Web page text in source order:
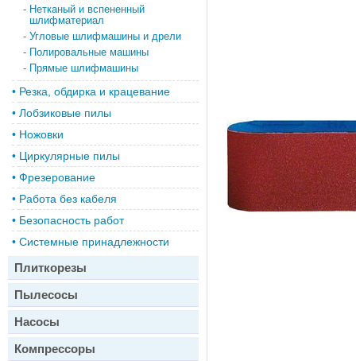
- Нетканый и вспененный
шлифматериал
- Угловые шлифмашины и дрели
- Полировальные машины
- Прямые шлифмашины
• Резка, обдирка и крацевание
• Лобзиковые пилы
• Ножовки
• Циркулярные пилы
• Фрезерование
• Работа без кабеля
• Безопасность работ
• Системные принадлежности
Плиткорезы
Пылесосы
Насосы
Компрессоры